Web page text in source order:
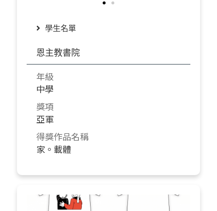
學生名單
恩主教書院
年級
中學
獎項
亞軍
得獎作品名稱
家。載體